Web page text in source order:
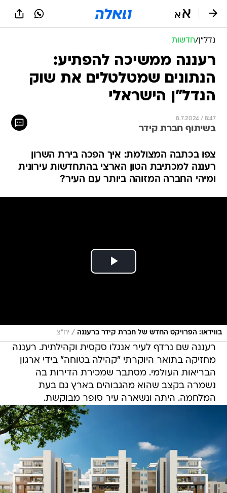
נדל״ן/חדשות
רעננה ממשיכה להפתיע:
הנתונים שמטלטלים את שוק
הנדל"ן הישראלי
8.7.2024 / 8:47
בשיתוף חברת קידר
צפו בכתבה המצולמת: איך הפכה בירת השרון
רעננה למכתיבת הטון הארצי בהתחדשות עירונית
ומיהי החברה המזוהה ביותר עם העיר?
בווידאו: הפרויקט החדש של חברת קידר ברעננה / יח"צ
רעננה שם נרדף לעיר אנגלו סקסית וקהילתית. רעננה
מחזיקה בתואר היוקרתי "קהילה בטוחה" בידי ארגון
הבריאות העולמי. מסתבר שמכירת הדירות בה
נשמרה בקצב שהוא מהגבוהים בארץ גם בעת
המלחמה. היתה ונשארה עיר סופר מבוקשת.